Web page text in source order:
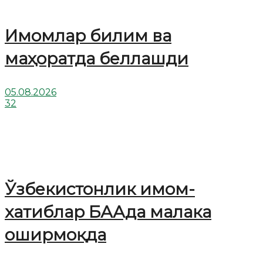
Имомлар билим ва
маҳоратда беллашди
05.08.2026
32
Ўзбекистонлик имом-
хатиблар БААда малака
оширмоқда